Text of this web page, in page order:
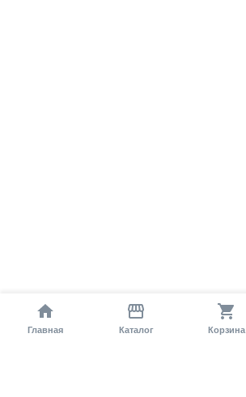
Главная Каталог Корзина